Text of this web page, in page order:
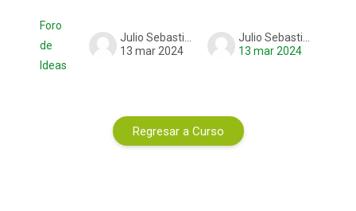
Foro
de
Ideas
13 mar 2024
13 mar 2024
Regresar a Curso